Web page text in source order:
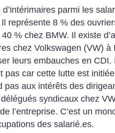
d’intérimaires parmi les
représente 8 % des
% chez BMW. Il existe
chez Volkswagen (VW)
leurs embauches en
pas car cette lutte est
pas aux intérêts des
syndicaux chez
l’entreprise. C’est un
des salarié.es.